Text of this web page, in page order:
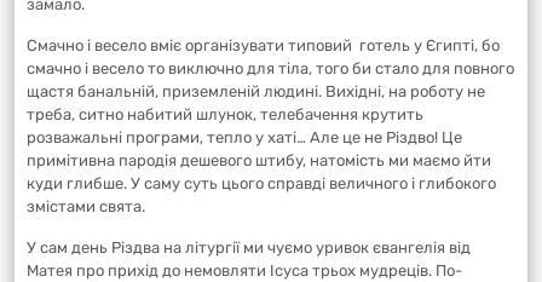
замало.
Смачно і весело вміє організувати типовий готель у Єгипті, бо
смачно і весело то виключно для тіла, того би стало для повного
щастя банальній, приземленій людині. Вихідні, на роботу не
треба, ситно набитий шлунок, телебачення крутить
розважальні програми, тепло у хаті… Але це не Різдво! Це
примітивна пародія дешевого штибу, натомість ми маємо йти
куди глибше. У саму суть цього справді величного і глибокого
змістами свята.
У сам день Різдва на літургії ми чуємо уривок євангелія від
Матея про прихід до немовляти Ісуса трьох мудреців. По-